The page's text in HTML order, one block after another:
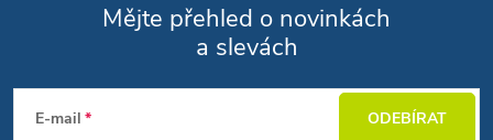
Mějte přehled o novinkách
a slevách
E-mail ODEBÍRAT